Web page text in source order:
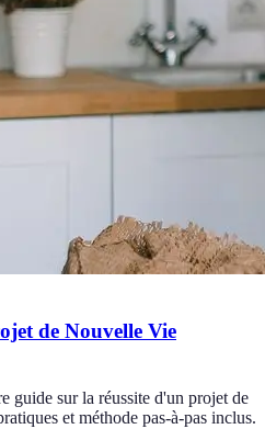
de Nouvelle Vie
guide sur la réussite d'un projet de
et méthode pas-à-pas inclus.